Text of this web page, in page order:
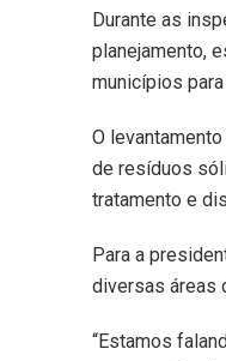
Durante as
planejamento,
municípios
O
de resíduos
tratamento e
Para a
diversas áreas
“Estamos